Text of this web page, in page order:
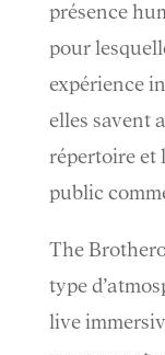
présence
pour
expérience
elles savent
répertoire et
public
The
type
live